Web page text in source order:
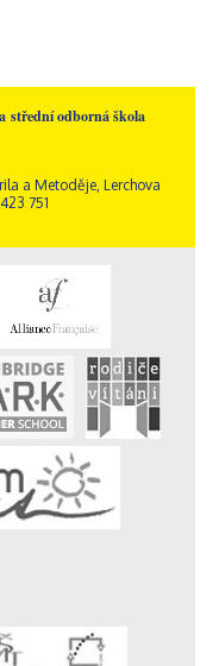
střední odborná škola
a Metoděje, Lerchova
751